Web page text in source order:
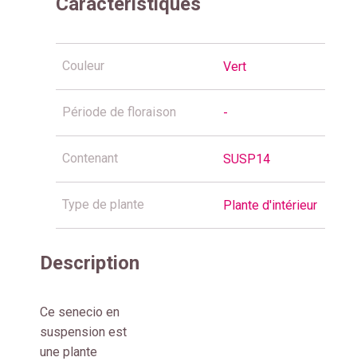
Couleur Vert
Période de floraison -
Contenant SUSP14
Type de plante Plante d'intérieur
Description
Ce senecio en
suspension est
une plante